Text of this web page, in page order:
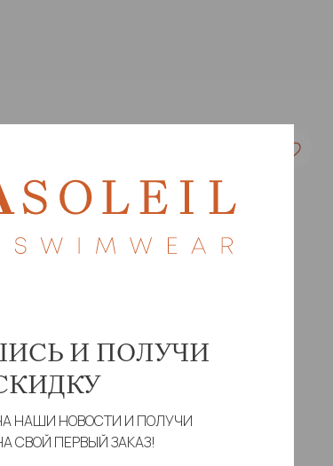
И ПОЛУЧИ
НАШИ НОВОСТИ И ПОЛУЧИ
СВОЙ ПЕРВЫЙ ЗАКАЗ!